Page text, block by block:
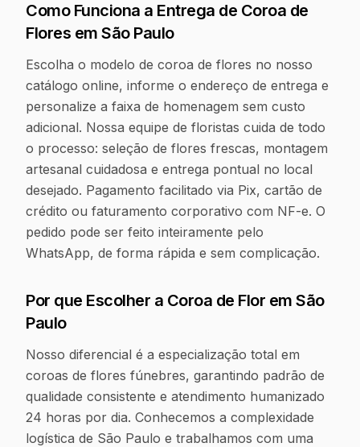
Como Funciona a Entrega de Coroa de
Flores em São Paulo
Escolha o modelo de coroa de flores no nosso
catálogo online, informe o endereço de entrega e
personalize a faixa de homenagem sem custo
adicional. Nossa equipe de floristas cuida de todo
o processo: seleção de flores frescas, montagem
artesanal cuidadosa e entrega pontual no local
desejado. Pagamento facilitado via Pix, cartão de
crédito ou faturamento corporativo com NF-e. O
pedido pode ser feito inteiramente pelo
WhatsApp, de forma rápida e sem complicação.
Por que Escolher a Coroa de Flor em São
Paulo
Nosso diferencial é a especialização total em
coroas de flores fúnebres, garantindo padrão de
qualidade consistente e atendimento humanizado
24 horas por dia. Conhecemos a complexidade
logística de São Paulo e trabalhamos com uma